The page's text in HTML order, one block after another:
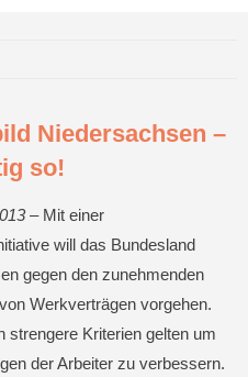
Niedersachsen –
so!
– Mit einer
will das Bundesland
gegen den zunehmenden
Werkverträgen vorgehen.
strengere Kriterien gelten um
der Arbeiter zu verbessern.